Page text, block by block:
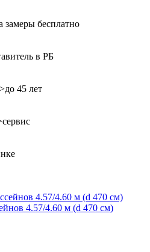
4.57/4.60 м (d 470 см)